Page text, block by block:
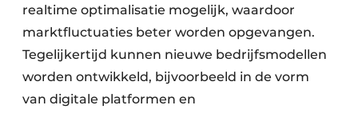
realtime optimalisatie mogelijk, waardoor
marktfluctuaties beter worden opgevangen.
Tegelijkertijd kunnen nieuwe bedrijfsmodellen
worden ontwikkeld, bijvoorbeeld in de vorm
van digitale platformen en